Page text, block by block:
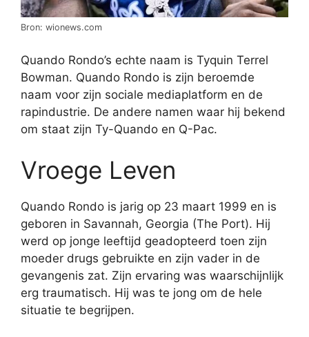
Bron: wionews.com
Quando Rondo’s echte naam is Tyquin Terrel
Bowman. Quando Rondo is zijn beroemde
naam voor zijn sociale mediaplatform en de
rapindustrie. De andere namen waar hij bekend
om staat zijn Ty-Quando en Q-Pac.
Vroege Leven
Quando Rondo is jarig op 23 maart 1999 en is
geboren in Savannah, Georgia (The Port). Hij
werd op jonge leeftijd geadopteerd toen zijn
moeder drugs gebruikte en zijn vader in de
gevangenis zat. Zijn ervaring was waarschijnlijk
erg traumatisch. Hij was te jong om de hele
situatie te begrijpen.